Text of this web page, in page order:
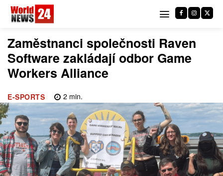
Zaměstnanci společnosti Raven
Software zakládají odbor Game
Workers Alliance
E-SPORTS 2 min.